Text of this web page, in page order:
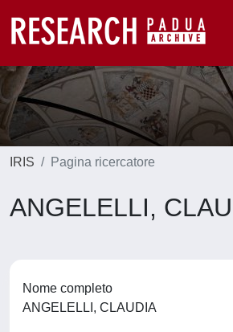
IRIS Pagina ricercatore
ANGELELLI,
Nome completo
ANGELELLI, CLAUDIA